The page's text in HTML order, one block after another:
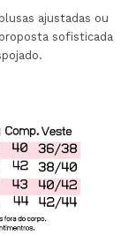
ajustadas ou
sofisticada